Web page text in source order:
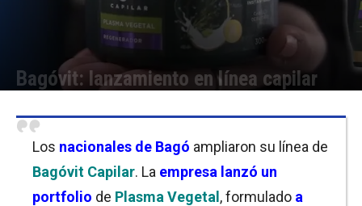
Bagóvit: lanzamiento en línea capilar
Los nacionales de Bagó ampliaron su línea de
Bagóvit Capilar. La empresa lanzó un
portfolio de Plasma Vegetal , formulado a